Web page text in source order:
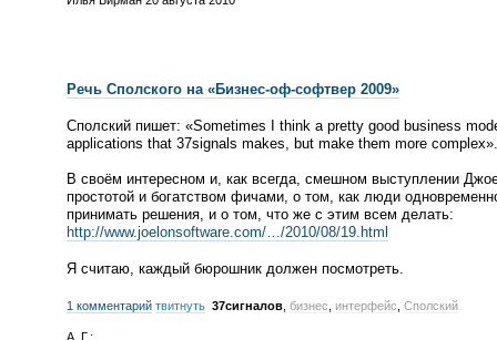
Речь Сполского на «Бизнес-оф-софтвер 2009»
Сполский пишет: «Sometimes I think a pretty good business
applications that 37signals makes, but make them more complex».
В своём интересном и, как всегда, смешном выступлении
простотой и богатством фичами, о том, как люди
принимать решения, и о том, что же с этим всем делать:
http://www.joelonsoftware.com/…/2010/08/19.html
Я считаю, каждый бюрошник должен посмотреть.
1 комментарий твитнуть 37сигналов бизнес интерфейс Сполский
А. Г.: